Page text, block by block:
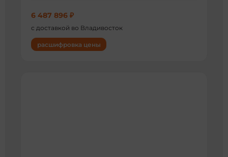
6 487 896 ₽
с доставкой во Владивосток
расшифровка цены